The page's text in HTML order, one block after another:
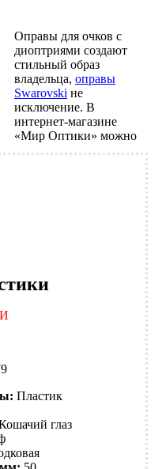
Пластик
глаз
Оправы для очков с
диоптриями создают
стильный образ
владельца,оправы
Swarovski не
исключение. В
интернет-магазине
«Мир Оптики» можно